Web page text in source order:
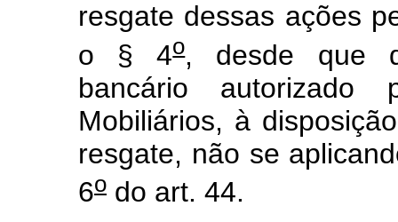
resgate dessas ações
o § 4o, desde que
bancário autorizado
Mobiliários, à
resgate, não se
6o do art. 44.